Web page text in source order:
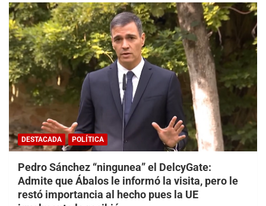
DESTACADA POLÍTICA
Pedro Sánchez “ningunea” el DelcyGate:
Admite que Ábalos le informó la visita, pero le
restó importancia al hecho pues la UE